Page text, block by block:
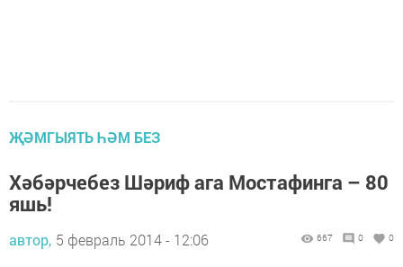
ҖӘМГЫЯТЬ ҺӘМ БЕЗ
Хәбәрчебез Шәриф ага Мостафинга – 80
яшь!
автор, 5 февраль 2014 - 12:06 667 0 0